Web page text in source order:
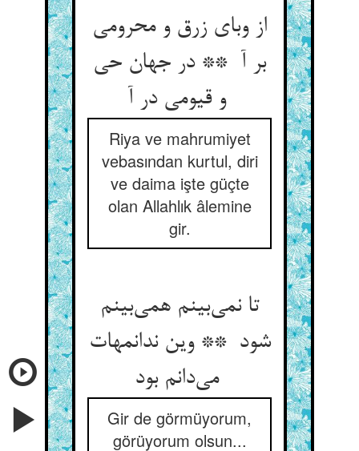
از وبای زرق و محرومی
بر آ ** در جهان حی
و قیومی در آ
Riya ve mahrumiyet
vebasından kurtul, diri
ve daima işte güçte
olan Allahlık âlemine
gir.
تا نمی‌بینم همی‌بینم
شود ** وین ندانمهات
می‌دانم بود
Gir de görmüyorum,
görüyorum olsun...